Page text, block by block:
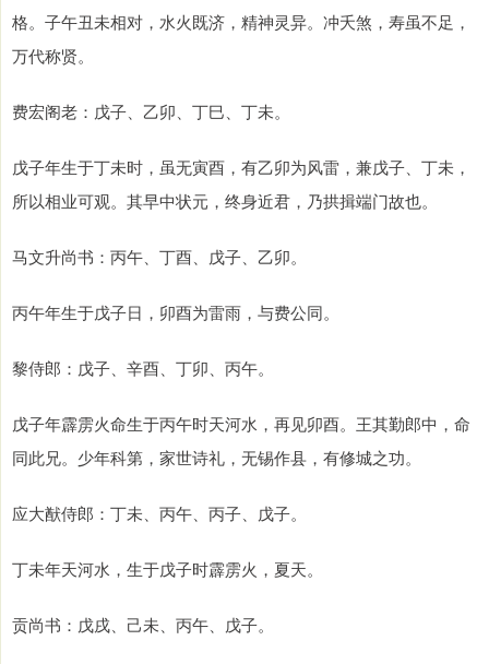
格。子午丑未相对，水火既济，精神灵异。冲夭煞，寿虽不足，
万代称贤。
费宏阁老：戊子、乙卯、丁巳、丁未。
戊子年生于丁未时，虽无寅酉，有乙卯为风雷，兼戊子、丁未，
所以相业可观。其早中状元，终身近君，乃拱揖端门故也。
马文升尚书：丙午、丁酉、戊子、乙卯。
丙午年生于戊子日，卯酉为雷雨，与费公同。
黎侍郎：戊子、辛酉、丁卯、丙午。
戊子年霹雳火命生于丙午时天河水，再见卯酉。王其勤郎中，命
同此兄。少年科第，家世诗礼，无锡作县，有修城之功。
应大猷侍郎：丁未、丙午、丙子、戊子。
丁未年天河水，生于戊子时霹雳火，夏天。
贡尚书：戊戌、己未、丙午、戊子。